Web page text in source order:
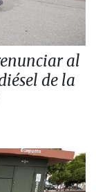
al
de la